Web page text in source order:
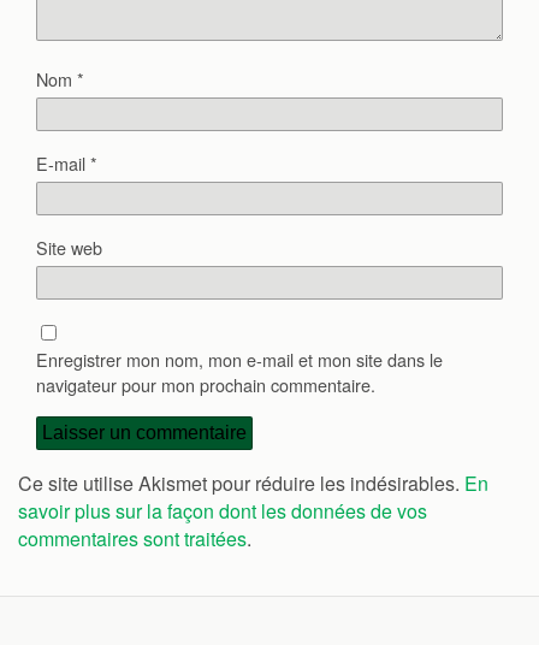
Nom *
E-mail*
Site web
Enregistrer mon nom, mon e-mail et mon site dans le
navigateur pour mon prochain commentaire.
Ce site utilise Akismet pour réduire les indésirables. En
savoir plus sur la façon dont les données de vos
commentaires sont traitées.